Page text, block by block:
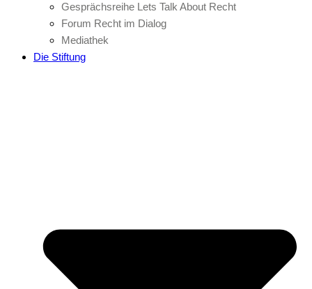
Gesprächsreihe Lets Talk About Recht
Forum Recht im Dialog
Mediathek
Die Stiftung